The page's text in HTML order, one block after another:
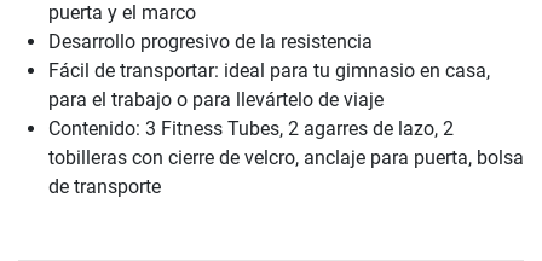
puerta y el marco
Desarrollo progresivo de la resistencia
Fácil de transportar: ideal para tu gimnasio en casa,
para el trabajo o para llevártelo de viaje
Contenido: 3 Fitness Tubes, 2 agarres de lazo, 2
tobilleras con cierre de velcro, anclaje para puerta, bolsa
de transporte